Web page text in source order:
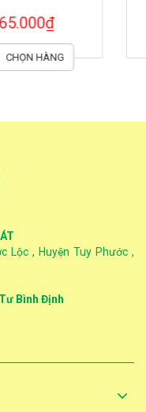
60.000₫
MUA HÀNG
Lộc , Huyện Tuy Phước ,
Bình Định